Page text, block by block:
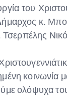
του
κ.
κοινωνία
ολόψυχα